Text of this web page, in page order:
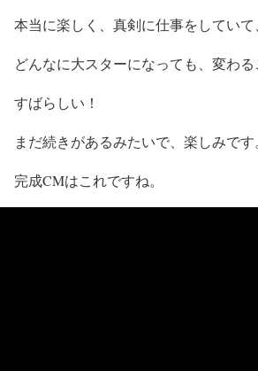
本当に楽しく、真剣に仕事をしていて
どんなに大スターになっても、変わる
すばらしい！
まだ続きがあるみたいで、楽しみです
完成CMはこれですね。